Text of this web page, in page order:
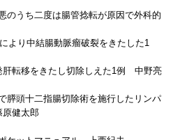
うち二度は腸管捻転が原因で外科的
より中結腸動脈瘤破裂をきたした1
転移をきたし切除しえた1例 中野亮
膵頭十二指腸切除術を施行したリンパ
健太郎